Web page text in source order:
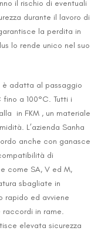
il rischio di eventuali
durante il lavoro di
la perdita in
lo rende unico nel suo
è adatta al passaggio
a 100°C. Tutti i
in FKM , un materiale
L’azienda Sanha
anche con ganasce
di
come SA, V ed M,
sbagliate in
rapido ed avviene
in rame.
elevata sicurezza